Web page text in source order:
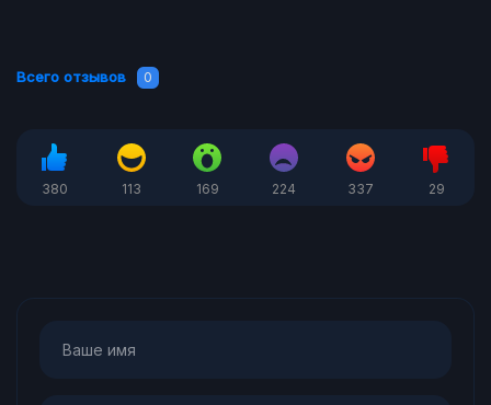
Всего отзывов 0
380 113 169 224 337 29